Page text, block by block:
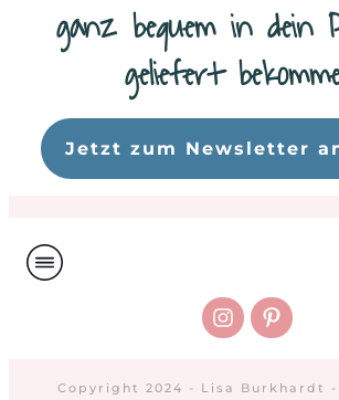
ganz bequem in dein
geliefert
Jetzt zum Newsletter
Copyright 2024 - Lisa Burkhardt